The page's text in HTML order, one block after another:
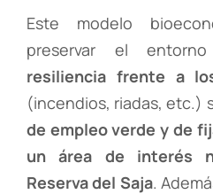
Este modelo
preservar el
resiliencia frente a
(incendios, riadas, etc.)
de empleo verde y de
un área de interés
Reserva del Saja.